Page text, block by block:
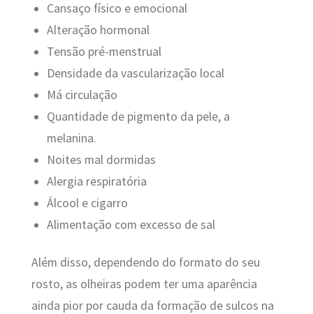
Cansaço físico e emocional
Alteração hormonal
Tensão pré-menstrual
Densidade da vascularização local
Má circulação
Quantidade de pigmento da pele, a
melanina.
Noites mal dormidas
Alergia respiratória
Álcool e cigarro
Alimentação com excesso de sal
Além disso, dependendo do formato do seu
rosto, as olheiras podem ter uma aparência
ainda pior por cauda da formação de sulcos na